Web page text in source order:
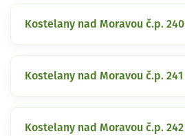
Kostelany nad Moravou č.p. 240
Kostelany nad Moravou č.p. 241
Kostelany nad Moravou č.p. 242